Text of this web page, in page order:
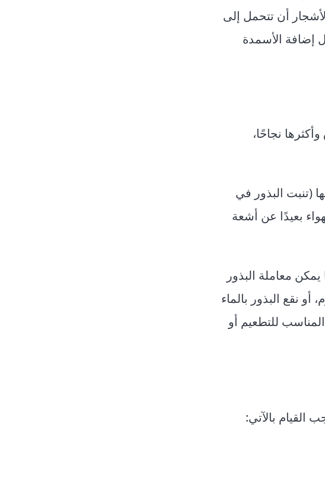
أن تتحمل إلى
إضافة الأسمدة
نجاحًا،
(تنبت البذور في
بعيدًا عن أشعة
معاملة البذور
نقع البذور بالماء
للتطعيم أو
القيام بالآتي: